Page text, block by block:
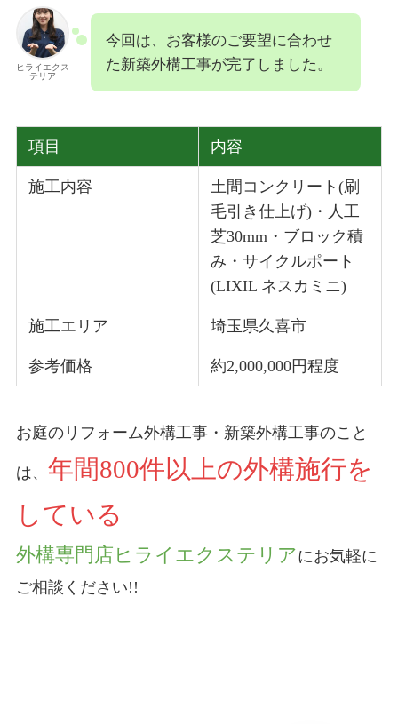
ヒライエクス
テリア
今回は、お客様のご要望に合わせ
た新築外構工事が完了しました。
項目 内容
施工内容
土間コンクリート(刷
毛引き仕上げ)・人工
芝30mm・ブロック積
み・サイクルポート
(LIXIL ネスカミニ)
施工エリア 埼玉県久喜市
参考価格 約2,000,000円程度
お庭のリフォーム外構工事・新築外構工事のこと
は、 年間800件以上の外構施行を
している
外構専門店ヒライエクステリアにお気軽に
ご相談ください!!